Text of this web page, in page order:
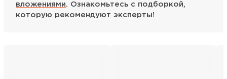
вложениями. Ознакомьтесь с подборкой,
которую рекомендуют эксперты!